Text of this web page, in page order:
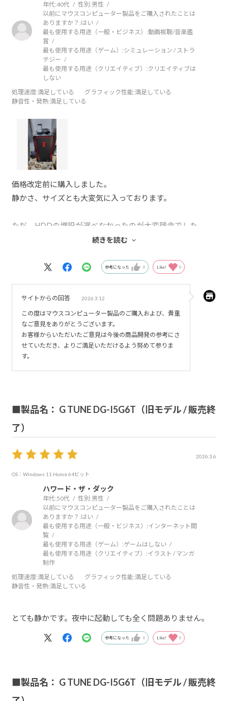
年代:40代 性別:男性
以前にマウスコンピューター製品をご購入されたことは
ありますか？:はい
最も使用する用途（一般・ビジネス）:動画視聴/音楽鑑
賞
最も使用する用途（ゲーム）:シミュレーション / ストラ
テジー
最も使用する用途（クリエイティブ）:クリエイティブは
しない
処理速度:満足している グラフィック性能:満足している
静音性・発熱:満足している
価格改定前に購入しました。
静かさ、サイズとも大変気に入っております。
ただ、HDDの増設が選べなかったのが大変残念でした。
SSDが値上がりしているのもあり、HDDという選択肢があ
続きを読む
参考になった 0 Like! 0
サイトからの回答 2026.3.12
この度はマウスコンピューター製品のご購入および、貴重
なご意見をありがとうございます。
お客様からいただいたご意見は今後の商品開発の参考にさ
せていただき、よりご満足いただけるよう努めて参りま
す。
■製品名： G TUNE DG-I5G6T（旧モデル / 販売終
了）
2026.3.6
OS：Windows 11 Home 64ビット
ハワード・ザ・ダック
年代:50代 性別:男性
以前にマウスコンピューター製品をご購入されたことは
ありますか？:はい
最も使用する用途（一般・ビジネス）:インターネット閲
覧
最も使用する用途（ゲーム）:ゲームはしない
最も使用する用途（クリエイティブ）:イラスト / マンガ
制作
処理速度:満足している グラフィック性能:満足している
静音性・発熱:満足している
とても静かです。夜中に起動しても全く問題ありません。
参考になった 0 Like! 0
■製品名： G TUNE DG-I5G6T（旧モデル / 販売終